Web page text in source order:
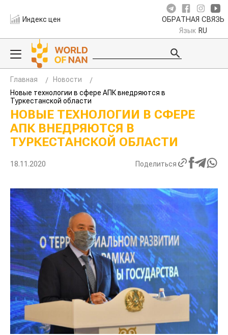
Индекс цен ОБРАТНАЯ СВЯЗЬ
Язык RU
Главная
Новости
Новые технологии в сфере АПК внедряются в
Туркестанской области
НОВЫЕ ТЕХНОЛОГИИ В СФЕРЕ
АПК ВНЕДРЯЮТСЯ В
ТУРКЕСТАНСКОЙ ОБЛАСТИ
18.11.2020 Поделиться